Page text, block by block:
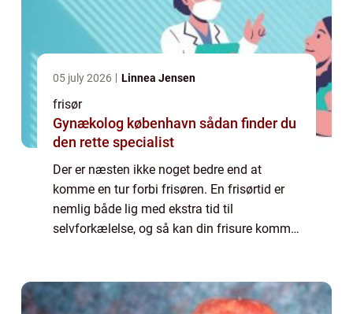
05 july 2026 Linnea Jensen
frisør
Gynækolog københavn sådan finder du
den rette specialist
Der er næsten ikke noget bedre end at
komme en tur forbi frisøren. En frisørtid er
nemlig både lig med ekstra tid til
selvforkælelse, og så kan din frisure komme